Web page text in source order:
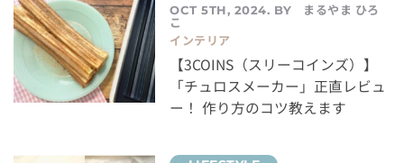
OCT 5TH, 2024. BY まるやま ひろ
こ
インテリア
【3COINS（スリーコインズ）】
「チュロスメーカー」正直レビュ
ー！ 作り方のコツ教えます